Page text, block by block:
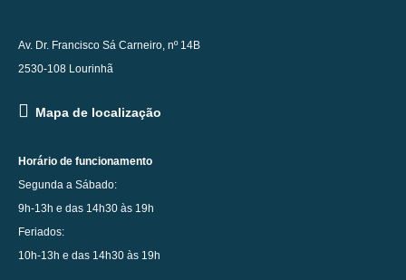
Av. Dr. Francisco Sá Carneiro, nº 14B
2530-108 Lourinhã
Mapa de localização
Horário de funcionamento
Segunda a Sábado:
9h-13h e das 14h30 às 19h
Feriados:
10h-13h e das 14h30 às 19h